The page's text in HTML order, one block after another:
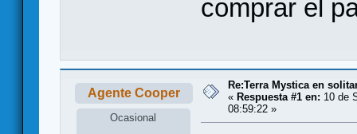
comprar el
Agente Cooper
Ocasional
Re:Terra Mystica en
« Respuesta #1 en: 10 de
08:59:22 »